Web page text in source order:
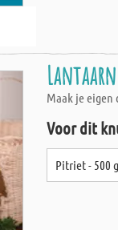
Maak je eigen
Voor dit
Pitriet - 500